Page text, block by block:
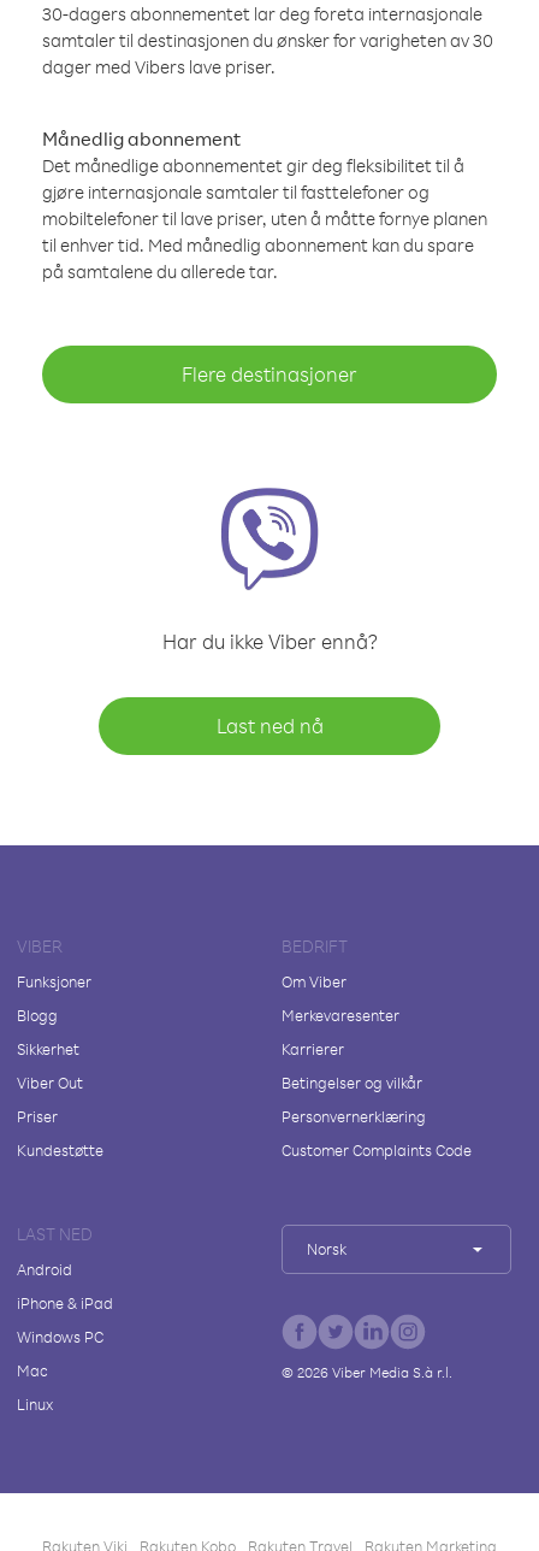
30-dagers abonnementet lar deg foreta internasjonale
samtaler til destinasjonen du ønsker for varigheten av 30
dager med Vibers lave priser.
Månedlig abonnement
Det månedlige abonnementet gir deg fleksibilitet til å
gjøre internasjonale samtaler til fasttelefoner og
mobiltelefoner til lave priser, uten å måtte fornye planen
til enhver tid. Med månedlig abonnement kan du spare
på samtalene du allerede tar.
Flere destinasjoner
Har du ikke Viber ennå?
Last ned nå
VIBER
Funksjoner
Blogg
Sikkerhet
Viber Out
Priser
Kundestøtte
BEDRIFT
Om Viber
Merkevaresenter
Karrierer
Betingelser og vilkår
Personvernerklæring
Customer Complaints Code
LAST NED
Android
iPhone & iPad
Windows PC
Mac
Linux
Norsk
© 2026Viber Media S.à r.l.
Rakuten Viki Rakuten Kobo Rakuten Travel Rakuten Marketing